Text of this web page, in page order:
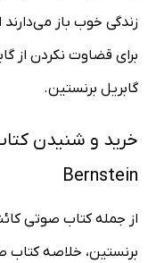
زندگی خوب باز
برای قضاوت نکردن از
گابریل برنستین.
Bernstein
از جمله کتاب صوتی
برنستین، خلاصه کتاب